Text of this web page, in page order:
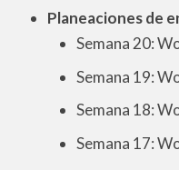
Planeaciones de
Semana 20:
Semana 19:
Semana 18:
Semana 17: